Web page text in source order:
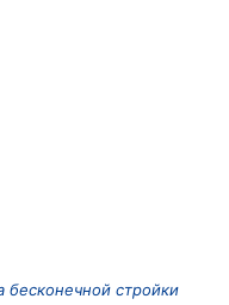
бесконечной стройки